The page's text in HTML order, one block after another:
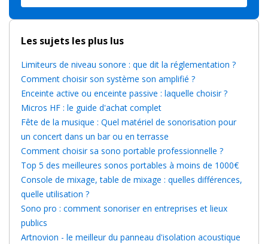
Les sujets les plus lus
Limiteurs de niveau sonore : que dit la réglementation ?
Comment choisir son système son amplifié ?
Enceinte active ou enceinte passive : laquelle choisir ?
Micros HF : le guide d'achat complet
Fête de la musique : Quel matériel de sonorisation pour
un concert dans un bar ou en terrasse
Comment choisir sa sono portable professionnelle ?
Top 5 des meilleures sonos portables à moins de 1000€
Console de mixage, table de mixage : quelles différences,
quelle utilisation ?
Sono pro : comment sonoriser en entreprises et lieux
publics
Artnovion - le meilleur du panneau d'isolation acoustique